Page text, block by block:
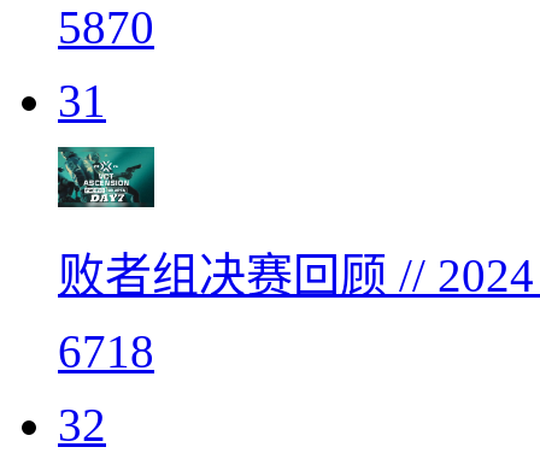
5870
31
败者组决赛回顾 //
6718
32